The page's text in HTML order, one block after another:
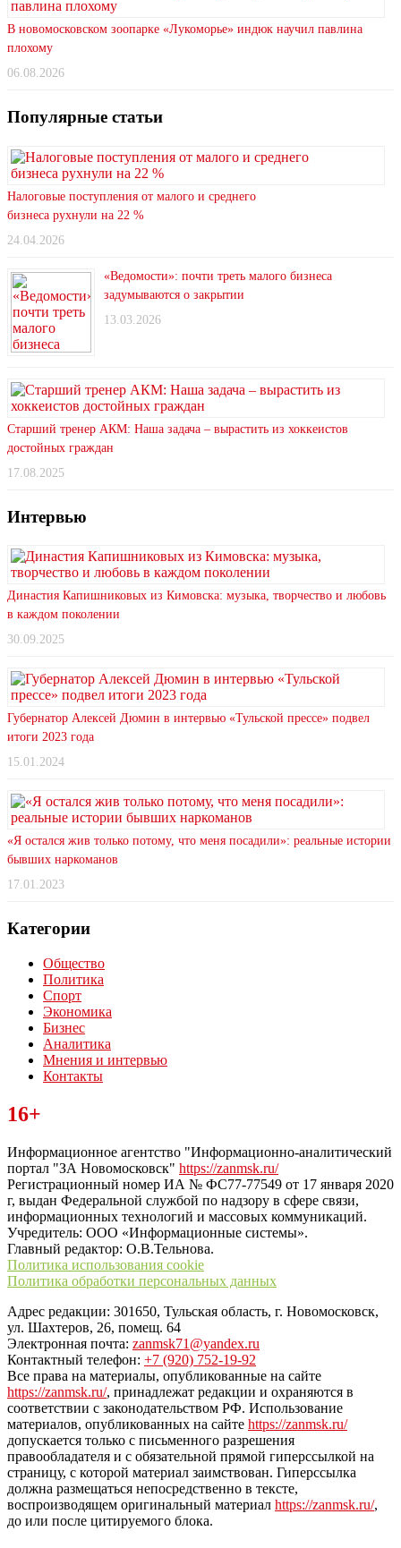
В новомосковском зоопарке «Лукоморье» индюк научил павлина
плохому
06.08.2026
Популярные статьи
Налоговые поступления от малого и среднего
бизнеса рухнули на 22 %
24.04.2026
«Ведомости»: почти треть малого бизнеса
задумываются о закрытии
13.03.2026
Старший тренер АКМ: Наша задача – вырастить из хоккеистов
достойных граждан
17.08.2025
Интервью
Династия Капишниковых из Кимовска: музыка, творчество и любовь
в каждом поколении
30.09.2025
Губернатор Алексей Дюмин в интервью «Тульской прессе» подвел
итоги 2023 года
15.01.2024
«Я остался жив только потому, что меня посадили»: реальные истории
бывших наркоманов
17.01.2023
Категории
Общество
Политика
Спорт
Экономика
Бизнес
Аналитика
Мнения и интервью
Контакты
Читайте последние новости дня в Тульской области на сайте
“ЗаНовомосковск”
16+
Информационное агентство "Информационно-аналитический
портал "ЗА Новомосковск" https://zanmsk.ru/
Регистрационный номер ИА № ФС77-77549 от 17 января 2020
г, выдан Федеральной службой по надзору в сфере связи,
информационных технологий и массовых коммуникаций.
Учредитель: ООО «Информационные системы».
Главный редактор: О.В.Тельнова.
Политика использования cookie
Политика обработки персональных данных
Адрес редакции: 301650, Тульская область, г. Новомосковск,
ул. Шахтеров, 26, помещ. 64
Электронная почта: zanmsk71@yandex.ru
Контактный телефон: +7 (920) 752-19-92
Все права на материалы, опубликованные на сайте
https://zanmsk.ru/, принадлежат редакции и охраняются в
соответствии с законодательством РФ. Использование
материалов, опубликованных на сайте https://zanmsk.ru/
допускается только с письменного разрешения
правообладателя и с обязательной прямой гиперссылкой на
страницу, с которой материал заимствован. Гиперссылка
должна размещаться непосредственно в тексте,
воспроизводящем оригинальный материал https://zanmsk.ru/,
до или после цитируемого блока.